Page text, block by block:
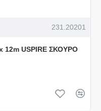
231.20201
12m USPIRE ΣΚΟΥΡΟ